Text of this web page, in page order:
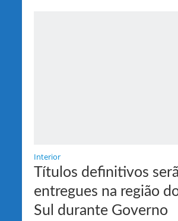
Interior
Títulos definitivos
entregues na região
Sul durante Governo